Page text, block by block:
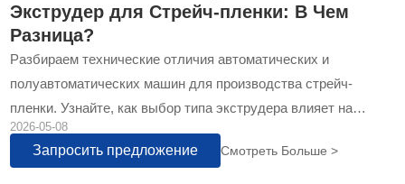
Экструдер для Стрейч-пленки: В Чем
Разница?
Разбираем технические отличия автоматических и
полуавтоматических машин для производства стрейч-
пленки. Узнайте, как выбор типа экструдера влияет на
производительность, качество и ROI вашего бизнеса...
2026-05-08
Запросить предложение Смотреть Больше >